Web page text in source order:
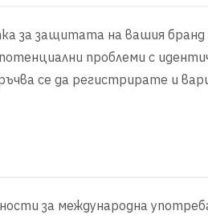
за защитата на вашия
проблеми с
се да регистрирате и
за международна